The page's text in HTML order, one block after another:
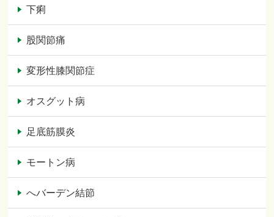
下痢
股関節痛
変形性膝関節症
オスグット病
足底筋膜炎
モートン病
へバーデン結節